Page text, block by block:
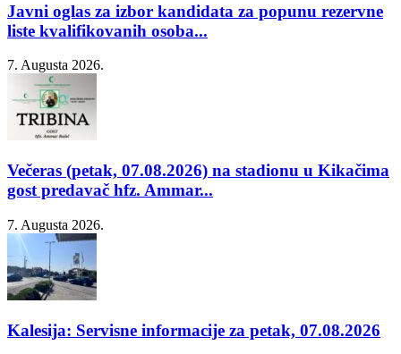
Javni oglas za izbor kandidata za popunu rezervne
liste kvalifikovanih osoba...
7. Augusta 2026.
Večeras (petak, 07.08.2026) na stadionu u Kikačima
gost predavač hfz. Ammar...
7. Augusta 2026.
Kalesija: Servisne informacije za petak, 07.08.2026